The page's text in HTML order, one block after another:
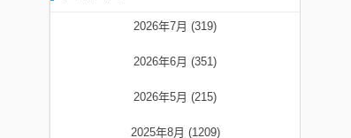
2026年7月 (319)
2026年6月 (351)
2026年5月 (215)
2025年8月 (1209)